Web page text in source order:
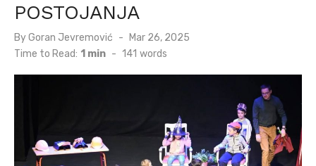
POSTOJANJA
ByGoran Jevremović
Posted
on
Mar 26, 2025
Time to Read: 1 min - 141 words